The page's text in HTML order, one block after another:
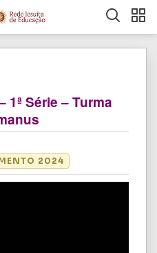
1ª Série – Turma
2024